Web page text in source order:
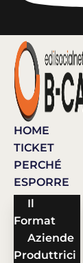
HOME
TICKET
PERCHÉ
ESPORRE
Il
Format
Aziende
Produttrici